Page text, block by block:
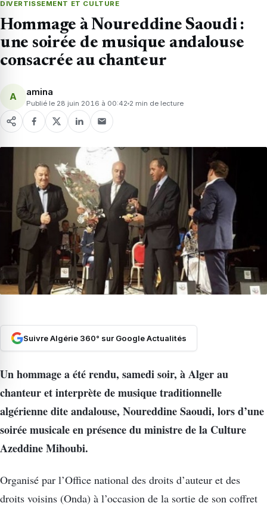
DIVERTISSEMENT ET CULTURE
Hommage à Noureddine Saoudi :
une soirée de musique andalouse
consacrée au chanteur
A amina
Publié le 28 juin 2016 à 00:42 2 min de lecture
Suivre Algérie 360° sur Google Actualités
Un hommage a été rendu, samedi soir, à Alger au
chanteur et interprète de musique traditionnelle
algérienne dite andalouse, Noureddine Saoudi, lors d’une
soirée musicale en présence du ministre de la Culture
Azeddine Mihoubi.
Organisé par l’Office national des droits d’auteur et des
droits voisins (Onda) à l’occasion de la sortie de son coffret